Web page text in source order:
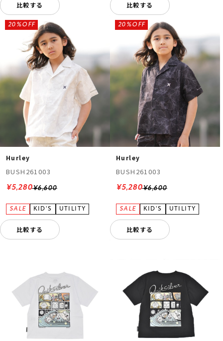
比較する 比較する
Hurley
BUSH261003
¥6,600
20%OFF
¥5,280
比較する
Hurley
BUSH261003
¥6,600
20%OFF
¥5,280
比較する